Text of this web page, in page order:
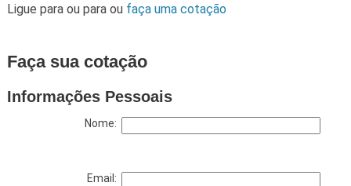
Ligue para ou para ou faça uma cotação
Faça sua cotação
Informações Pessoais
Nome:
Email: